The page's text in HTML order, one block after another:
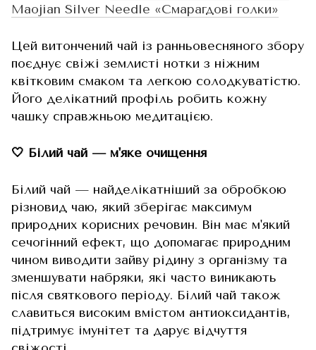
Maojian Silver Needle «Смарагдові голки»
Цей витончений чай із ранньовесняного збору
поєднує свіжі землисті нотки з ніжним
квітковим смаком та легкою солодкуватістю.
Його делікатний профіль робить кожну
чашку справжньою медитацією.
🤍 Білий чай — м'яке очищення
Білий чай — найделікатніший за обробкою
різновид чаю, який зберігає максимум
природних корисних речовин. Він має м'який
сечогінний ефект, що допомагає природним
чином виводити зайву рідину з організму та
зменшувати набряки, які часто виникають
після святкового періоду. Білий чай також
славиться високим вмістом антиоксидантів,
підтримує імунітет та дарує відчуття